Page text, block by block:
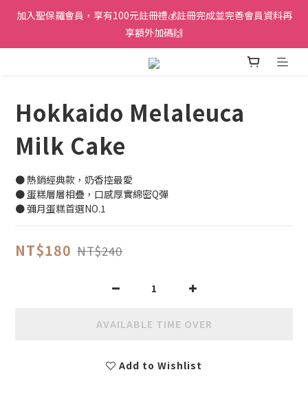
加入聖保羅會員，享有100元註冊禮💰註冊完成並完善會員資料再
享額外加碼🙌
Hokkaido Melaleuca
Milk Cake
● 熱銷經典款，奶香控最愛
● 蛋糕層層相疊，口感厚實綿密Q彈
● 彌月蛋糕首選NO.1
NT$180 NT$240
AVAILABLE TIME OVER
Add to Wishlist